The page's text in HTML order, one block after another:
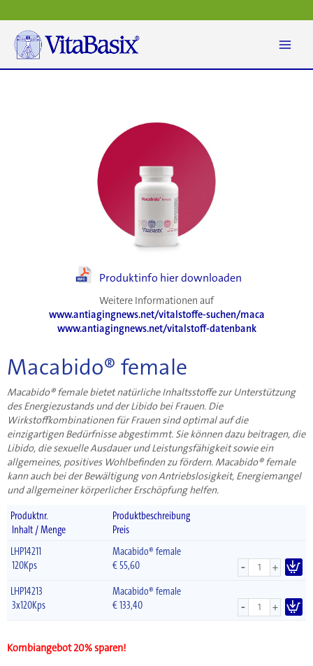
Inhalt
springen
Produktinfo hier downloaden
Weitere Informationen auf
www.antiagingnews.net/vitalstoffe-suchen/maca
www.antiagingnews.net/vitalstoff-datenbank
Macabido® female
Macabido® female bietet natürliche Inhaltsstoffe zur Unterstützung
des Energiezustands und der Libido bei Frauen. Die
Wirkstoffkombinationen für Frauen sind optimal auf die
einzigartigen Bedürfnisse abgestimmt. Sie können dazu beitragen, die
Libido, die sexuelle Ausdauer und Leistungsfähigkeit sowie ein
allgemeines, positives Wohlbefinden zu fördern. Macabido® female
kann auch bei der Bewältigung von Antriebslosigkeit, Energiemangel
und allgemeiner körperlicher Erschöpfung helfen.
Produktnr.
Produktbeschreibung
Inhalt / Menge
Preis
LHP14211
Macabido® female
120Kps
€55,60 - +
LHP14213
Macabido® female
3x120Kps
€133,40 - +
Kombiangebot 20% sparen!